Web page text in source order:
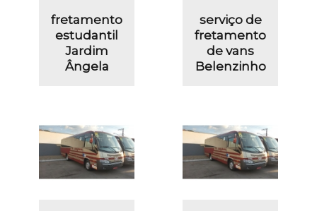
fretamento
estudantil
Jardim
Ângela
serviço de
fretamento
de vans
Belenzinho